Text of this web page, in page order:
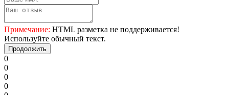
Примечание: HTML разметка не поддерживается!
Используйте обычный текст.
Продолжить
0
0
0
0